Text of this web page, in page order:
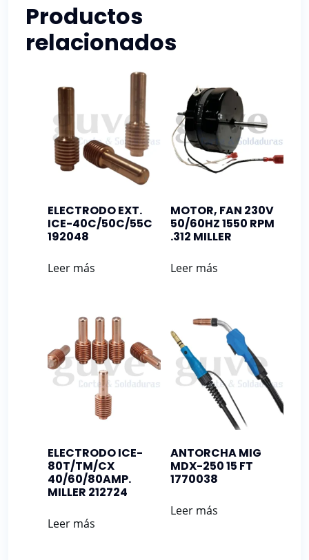
Productos
relacionados
ELECTRODO EXT.
ICE-40C/50C/55C
192048
Leer más
MOTOR, FAN 230V
50/60HZ 1550 RPM
.312 MILLER
Leer más
ELECTRODO ICE-
80T/TM/CX
40/60/80AMP.
MILLER 212724
Leer más
ANTORCHA MIG
MDX-250 15 FT
1770038
Leer más